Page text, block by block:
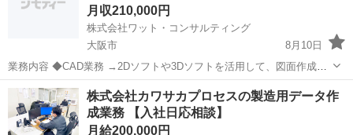
月収210,000円
株式会社ワット・コンサルティング
大阪市
8月10日
業務内容 ◆CAD業務 →2Dソフトや3Dソフトを活用して、図面作成や
修正を行うお仕事です。 ◆書類作成業務 →Excel等を活用し見積書な
どを作成するお仕事です。 ◆写真整理業務 →現場...
大阪 大阪市 CAD 業務
株式会社カワサカプロセスの製造用データ作
成業務 【入社日応相談】
月給200,000円